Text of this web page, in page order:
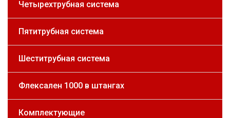
Четырехтрубная система
Пятитрубная система
Шеститрубная система
Флексален 1000 в штангах
Комплектующие